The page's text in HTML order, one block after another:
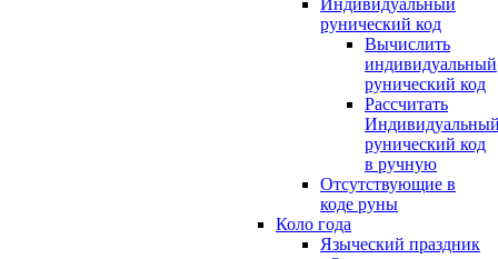
Индивидуальный
рунический код
Вычислить
индивидуальный
рунический код
Рассчитать
рунический код
в ручную
Отсутствующие в
коде руны
Коло года
Языческий праздник